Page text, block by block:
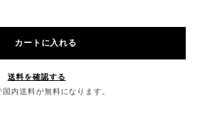
カートに入れる
送料を確認する
内送料が無料になります。